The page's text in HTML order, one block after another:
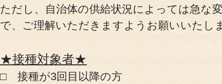
ただし、自治体の供給状況によっては急な
で、ご理解いただきますようお願いいたし
★接種対象者★
□ 接種が3回目以降の方